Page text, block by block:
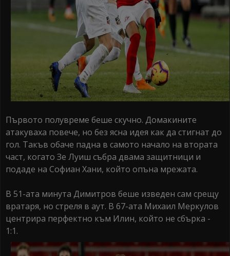
Първото полувреме беше скучно. Домакините
атакуваха повече, но без ясна идея как да стигнат до
гол. Такъв обаче падна в самото начало на втората
част, когато Зе Луиш събра двама защитници и
подаде на Софиан Хани, който опъна мрежата.
В 51-ата минута Димитров беше изведен сам срещу
вратаря, но стреля в аут. В 67-ата Михаил Меркулов
центрира перфектно към Илин, който не сбърка -
1:1.